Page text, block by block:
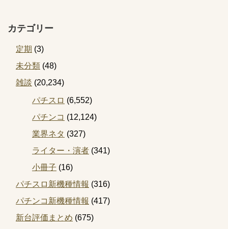
カテゴリー
定期 (3)
未分類 (48)
雑談 (20,234)
パチスロ (6,552)
パチンコ (12,124)
業界ネタ (327)
ライター・演者 (341)
小冊子 (16)
パチスロ新機種情報 (316)
パチンコ新機種情報 (417)
新台評価まとめ (675)